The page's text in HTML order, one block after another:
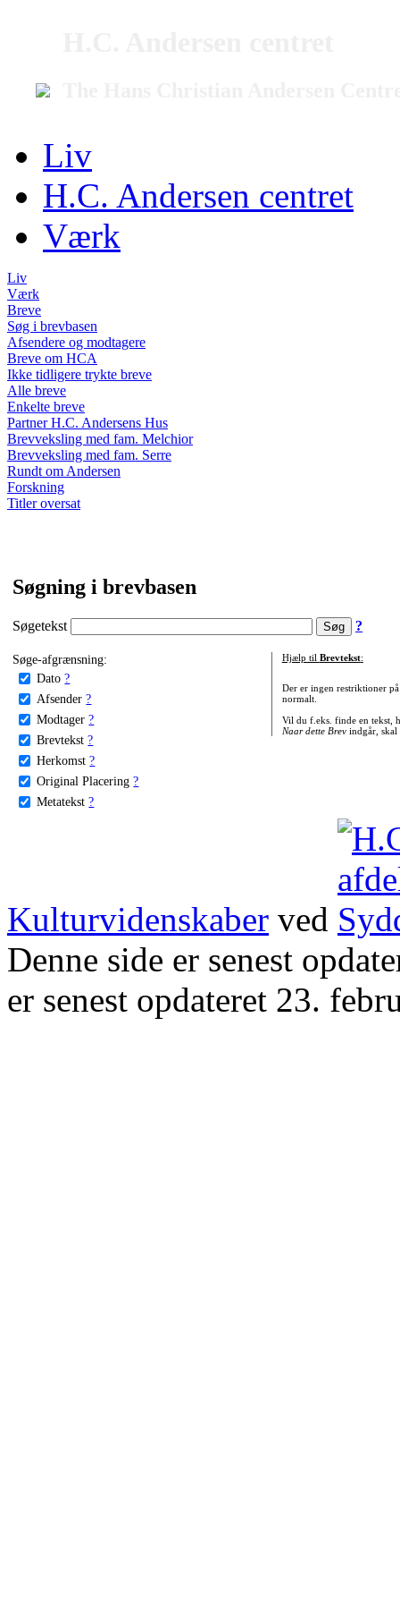
Liv
H.C. Andersen centret
Værk
Liv
Værk
Breve
Søg i brevbasen
Afsendere og modtagere
Breve om HCA
Ikke tidligere trykte breve
Alle breve
Enkelte breve
Partner H.C. Andersens Hus
Brevveksling med fam. Melchior
Brevveksling med fam. Serre
Rundt om Andersen
Forskning
Titler oversat
Søgning i brevbasen
Søgetekst ?
Søge-afgrænsning:
Dato ?
Afsender ?
Modtager ?
Brevtekst ?
Herkomst ?
Original Placering ?
Metatekst ?
Hjælp til Brevtekst:
Der er ingen restriktioner
normalt.
Vil du f.eks. finde en tekst,
Naar dette Brevindgår, skal
Kulturvidenskaber ved
Denne side er senest
er senest opdateret 23.